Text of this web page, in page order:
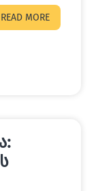
READ MORE